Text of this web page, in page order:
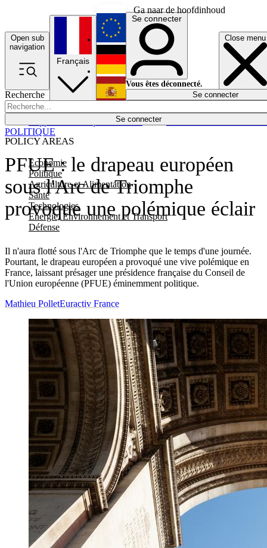
Ga naar de hoofdinhoud
Open sub
navigation
Close menu
Recherche
Se connecter
POLICY AREAS
Economie
Politique
Agriculture et Alimentation
Santé
Technologies
Energie, Environnement et Transport
Défense
Économie
Français
English
Deutsch
Español
Se connecter
Vous êtes déconnecté.
Se connecter
PFUE : le drapeau européen
sous l'Arc de Triomphe
provoque une polémique éclair
Il n'aura flotté sous l'Arc de Triomphe que le temps d'une journée.
Pourtant, le drapeau européen a provoqué une vive polémique en
France, laissant présager une présidence française du Conseil de
l'Union européenne (PFUE) éminemment politique.
POLITIQUE
Mathieu PolletEuractiv France